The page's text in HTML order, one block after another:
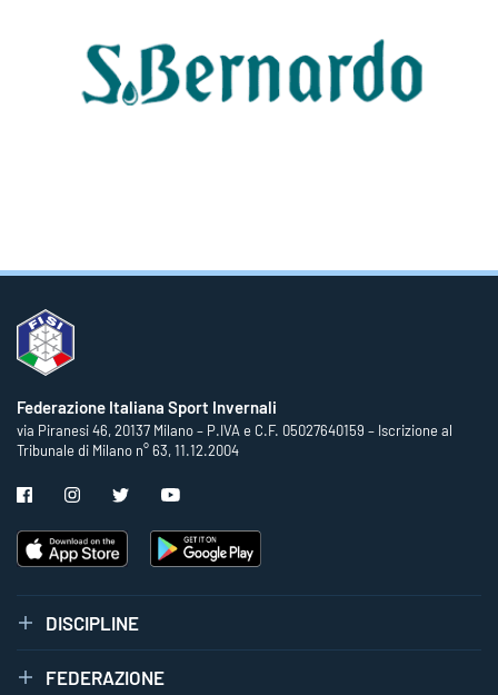
Federazione Italiana Sport Invernali
via Piranesi 46, 20137 Milano – P.IVA e C.F. 05027640159 – Iscrizione al
Tribunale di Milano n° 63, 11.12.2004
DISCIPLINE
FEDERAZIONE